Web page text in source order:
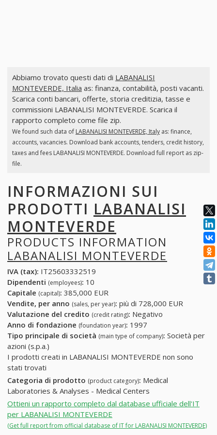
Abbiamo trovato questi dati di LABANALISI
MONTEVERDE, Italia as: finanza, contabilità, posti vacanti.
Scarica conti bancari, offerte, storia creditizia, tasse e
commissioni LABANALISI MONTEVERDE. Scarica il
rapporto completo come file zip.
We found such data of LABANALISI MONTEVERDE, Italyas: finance,
accounts, vacancies. Download bank accounts, tenders, credit history,
taxes and fees LABANALISI MONTEVERDE. Download full report as zip-
file.
INFORMAZIONI SUI
PRODOTTI LABANALISI
MONTEVERDE
PRODUCTS INFORMATION
LABANALISI MONTEVERDE
IVA (tax): IT25603332519
Dipendenti (employees): 10
Capitale (capital): 385,000 EUR
Vendite, per anno (sales, per year): più di 728,000 EUR
Valutazione del credito (credit rating): Negativo
Anno di fondazione (foundation year): 1997
Tipo principale di società (main type of company): Società per
azioni (s.p.a.)
I prodotti creati in LABANALISI MONTEVERDE non sono
stati trovati
Categoria di prodotto (product category): Medical
Laboratories & Analyses - Medical Centers
Ottieni un rapporto completo dal database ufficiale dell'IT
per LABANALISI MONTEVERDE
(Get full report from official database of IT for LABANALISI MONTEVERDE)